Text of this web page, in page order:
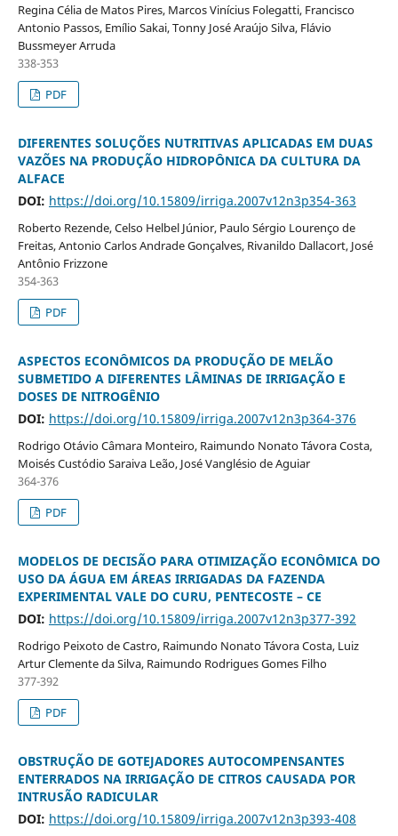
Regina Célia de Matos Pires, Marcos Vinícius Folegatti, Francisco
Antonio Passos, Emílio Sakai, Tonny José Araújo Silva, Flávio
Bussmeyer Arruda
338-353
PDF
DIFERENTES SOLUÇÕES NUTRITIVAS APLICADAS EM DUAS
VAZÕES NA PRODUÇÃO HIDROPÔNICA DA CULTURA DA
ALFACE
DOI: https://doi.org/10.15809/irriga.2007v12n3p354-363
Roberto Rezende, Celso Helbel Júnior, Paulo Sérgio Lourenço de
Freitas, Antonio Carlos Andrade Gonçalves, Rivanildo Dallacort, José
Antônio Frizzone
354-363
PDF
ASPECTOS ECONÔMICOS DA PRODUÇÃO DE MELÃO
SUBMETIDO A DIFERENTES LÂMINAS DE IRRIGAÇÃO E
DOSES DE NITROGÊNIO
DOI: https://doi.org/10.15809/irriga.2007v12n3p364-376
Rodrigo Otávio Câmara Monteiro, Raimundo Nonato Távora Costa,
Moisés Custódio Saraiva Leão, José Vanglésio de Aguiar
364-376
PDF
MODELOS DE DECISÃO PARA OTIMIZAÇÃO ECONÔMICA DO
USO DA ÁGUA EM ÁREAS IRRIGADAS DA FAZENDA
EXPERIMENTAL VALE DO CURU, PENTECOSTE – CE
DOI: https://doi.org/10.15809/irriga.2007v12n3p377-392
Rodrigo Peixoto de Castro, Raimundo Nonato Távora Costa, Luiz
Artur Clemente da Silva, Raimundo Rodrigues Gomes Filho
377-392
PDF
OBSTRUÇÃO DE GOTEJADORES AUTOCOMPENSANTES
ENTERRADOS NA IRRIGAÇÃO DE CITROS CAUSADA POR
INTRUSÃO RADICULAR
DOI: https://doi.org/10.15809/irriga.2007v12n3p393-408